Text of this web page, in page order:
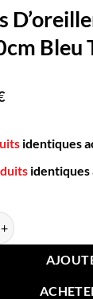
Bleu
identiques
identiques
Taies D'oreiller